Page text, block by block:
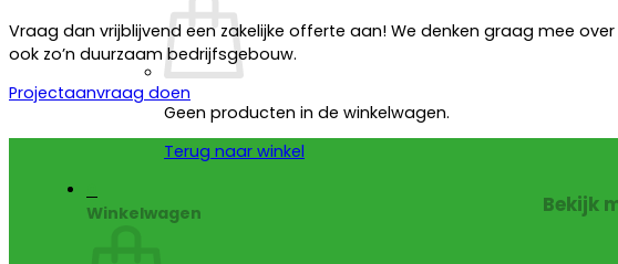
Geen producten in de winkelwagen.
Terug naar winkel
Winkelwagen
Vraag dan vrijblijvend een zakelijke offerte aan! We denken graag mee
ook zo’n duurzaam bedrijfsgebouw.
Projectaanvraag doen
Bekijk